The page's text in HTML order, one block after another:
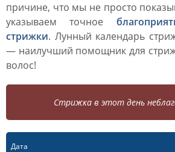
причине, что мы не просто
указываем точное
стрижки. Лунный календарь
— наилучший помощник для
волос!
Стрижка в этот день
Дата